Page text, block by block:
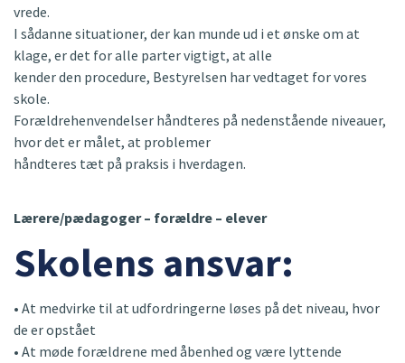
vrede.
I sådanne situationer, der kan munde ud i et ønske om at
klage, er det for alle parter vigtigt, at alle
kender den procedure, Bestyrelsen har vedtaget for vores
skole.
Forældrehenvendelser håndteres på nedenstående niveauer,
hvor det er målet, at problemer
håndteres tæt på praksis i hverdagen.
Lærere/pædagoger – forældre – elever
Skolens ansvar:
• At medvirke til at udfordringerne løses på det niveau, hvor
de er opstået
• At møde forældrene med åbenhed og være lyttende